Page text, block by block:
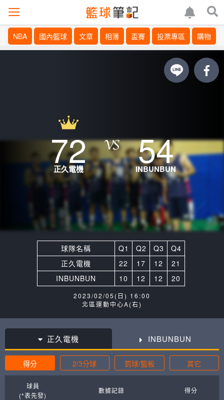
NBA 國內籃球 文章 相簿 盃賽 投票專區 購物
72
正久電機 54
INBUNBUN
球隊名稱 Q1 Q2 Q3
Q4
正久電機
22 17 12
21
INBUNBUN
10 12 12 20
2023/02/05(日) 16:00
北區運動中心A(右)
正久電機 INBUNBUN
得分 2/3分球 罰球/籃板 其它
球員
(*表先發)
數據記錄 得分